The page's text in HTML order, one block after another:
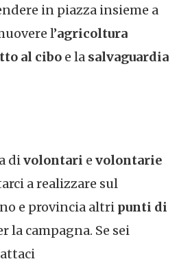
in piazza insieme a
l’agricoltura
al cibo e la salvaguardia
divolontari e volontarie
a realizzare sul
e provincia altri punti di
la campagna. Se sei